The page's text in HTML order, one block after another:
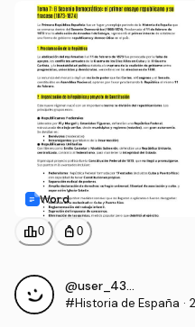
Word
leaderboard0 personal_bag 0
@user_4337977
#Historia de España ·